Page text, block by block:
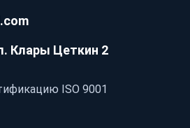
Клары Цеткин 2
ISO 9001